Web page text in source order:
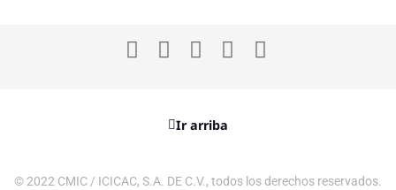
Ir arriba
© 2022 CMIC / ICICAC, S.A. DE C.V., todos los derechos reservados.